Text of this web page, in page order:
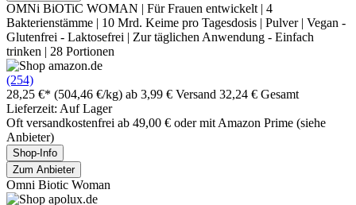
OMNi BiOTiC WOMAN | Für Frauen entwickelt | 4
Bakterienstämme | 10 Mrd. Keime pro Tagesdosis | Pulver | Vegan -
Glutenfrei - Laktosefrei | Zur täglichen Anwendung - Einfach
trinken | 28 Portionen
(254)
28,25 €* (504,46 €/kg) ab 3,99 € Versand 32,24 € Gesamt
Lieferzeit: Auf Lager
Oft versandkostenfrei ab 49,00 € oder mit Amazon Prime (siehe
Anbieter)
Shop-Info
Zum Anbieter
Omni Biotic Woman